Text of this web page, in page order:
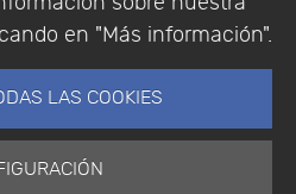
en "Más información".
LAS COOKIES
2026. Addlink Software
S.L.